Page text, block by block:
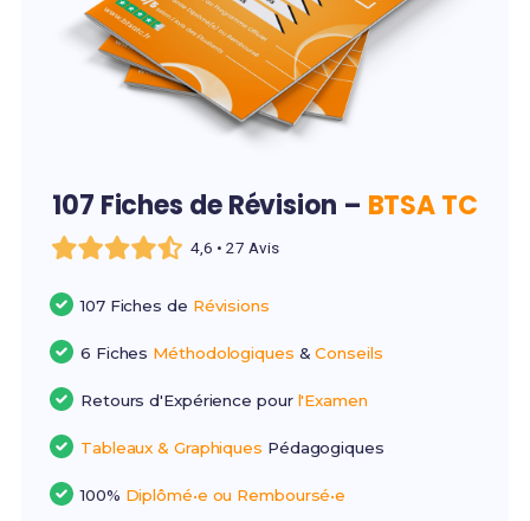
107 Fiches de Révision – BTSA TC
4,6 • 27 Avis
107 Fiches de Révisions
6 Fiches Méthodologiques &Conseils
Retours d'Expérience pour l'Examen
Tableaux & Graphiques Pédagogiques
100% Diplômé•e ou Remboursé•e